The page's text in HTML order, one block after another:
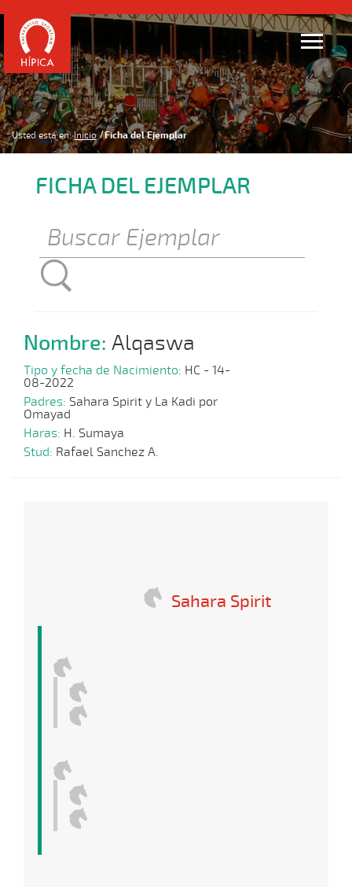
Usted está en: Inicio Ficha del Ejemplar
FICHA DEL EJEMPLAR
Nombre: Alqaswa
Tipo y fecha de Nacimiento: HC - 14-
08-2022
Padres: Sahara Spirit y La Kadi por
Omayad
Haras: H. Sumaya
Stud: Rafael Sanchez A.
Sahara Spirit